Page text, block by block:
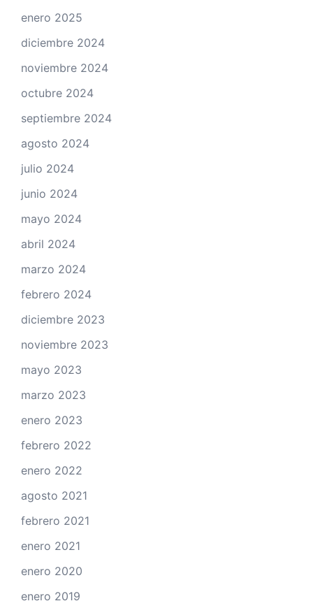
enero 2025
diciembre 2024
noviembre 2024
octubre 2024
septiembre 2024
agosto 2024
julio 2024
junio 2024
mayo 2024
abril 2024
marzo 2024
febrero 2024
diciembre 2023
noviembre 2023
mayo 2023
marzo 2023
enero 2023
febrero 2022
enero 2022
agosto 2021
febrero 2021
enero 2021
enero 2020
enero 2019